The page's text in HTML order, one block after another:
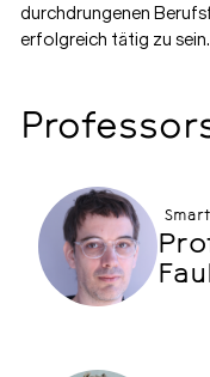
durchdrungenen
erfolgreich tätig zu sein.